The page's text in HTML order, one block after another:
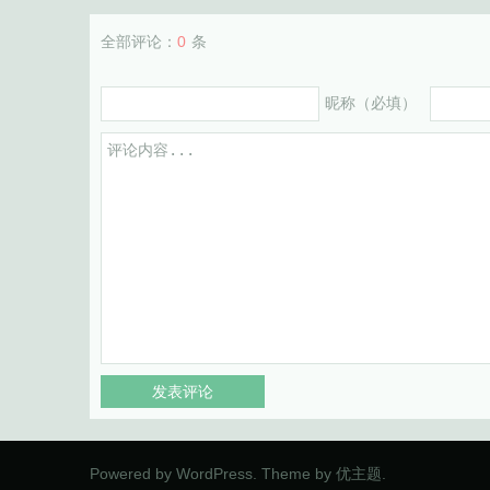
全部评论： 0 条
昵称（必填）
Powered by WordPress . Theme by 优主题